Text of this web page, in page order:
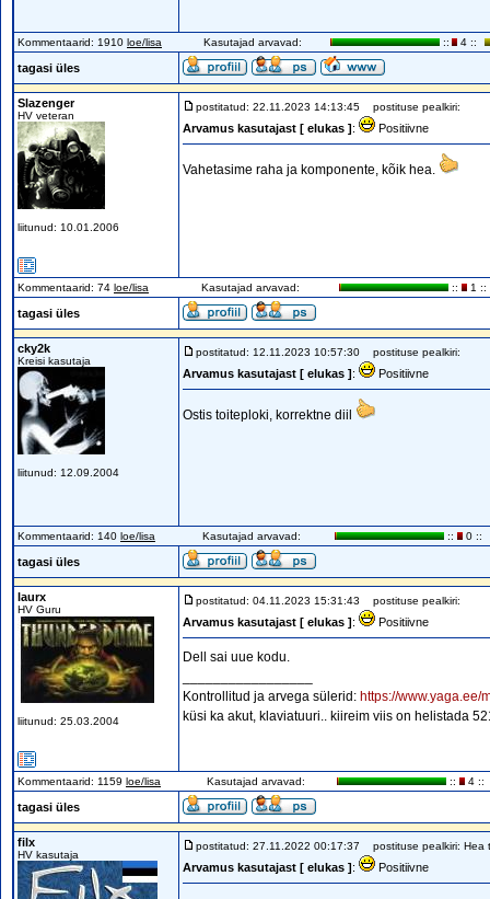
Kommentaarid: 1910 loe/lisa Kasutajad arvavad: :: 4 ::
tagasi üles
Slazenger
HV veteran
liitunud: 10.01.2006
postitatud: 22.11.2023 14:13:45 postituse pealkiri:
Arvamus kasutajast [ elukas ]: Positiivne
Vahetasime raha ja komponente, kõik hea.
Kommentaarid: 74 loe/lisa Kasutajad arvavad: :: 1 ::
tagasi üles
cky2k
Kreisi kasutaja
liitunud: 12.09.2004
postitatud: 12.11.2023 10:57:30 postituse pealkiri:
Arvamus kasutajast [ elukas ]: Positiivne
Ostis toiteploki, korrektne diil
Kommentaarid: 140 loe/lisa Kasutajad arvavad: :: 0 ::
tagasi üles
laurx
HV Guru
liitunud: 25.03.2004
postitatud: 04.11.2023 15:31:43 postituse pealkiri:
Arvamus kasutajast [ elukas ]: Positiivne
Dell sai uue kodu.
Kontrollitud ja arvega sülerid: https://www.yaga.ee/
küsi ka akut, klaviatuuri.. kiireim viis on helistada
Kommentaarid: 1159 loe/lisa Kasutajad arvavad: :: 4 ::
tagasi üles
filx
HV kasutaja
postitatud: 27.11.2022 00:17:37 postituse pealkiri: Hea
Arvamus kasutajast [ elukas ]: Positiivne